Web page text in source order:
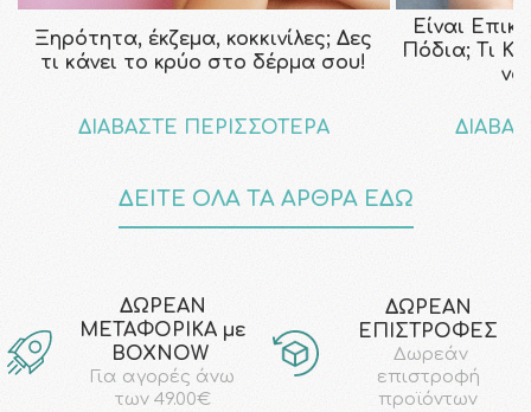
Ξηρότητα, έκζεμα, κοκκινίλες; Δες
τι κάνει το κρύο στο δέρμα σου!
ΔΙΑΒΑΣΤΕ ΠΕΡΙΣΣΟΤΕΡΑ
Είναι
Πόδια; Τι
να
ΔΕΙΤΕ ΟΛΑ ΤΑ ΑΡΘΡΑ ΕΔΩ
ΔΩΡΕΑΝ
ΜΕΤΑΦΟΡΙΚΑ με
ΒΟΧΝΟW
Για αγορές άνω
των 49.00€
ΔΩΡΕΑΝ
ΕΠΙΣΤΡΟΦΕΣ
Δωρεάν
επιστροφή
προϊόντων